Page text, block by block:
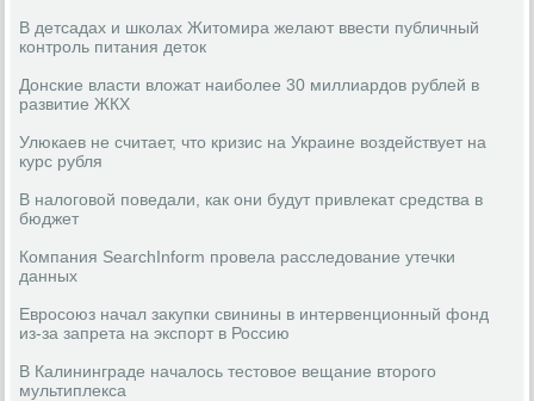
В детсадах и школах Житомира желают ввести публичный
контроль питания деток
Донские власти вложат наиболее 30 миллиардов рублей в
развитие ЖКХ
Улюкаев не считает, что кризис на Украине воздействует на
курс рубля
В налоговой поведали, как они будут привлекат средства в
бюджет
Компания SearchInform провела расследование утечки
данных
Евросоюз начал закупки свинины в интервенционный фонд
из-за запрета на экспорт в Россию
В Калининграде началось тестовое вещание второго
мультиплекса